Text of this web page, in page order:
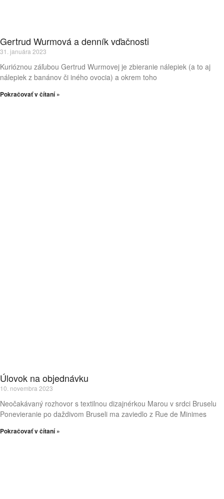
Gertrud Wurmová a denník vďačnosti
31. januára 2023
Kurióznou záľubou Gertrud Wurmovej je zbieranie nálepiek (a to aj
nálepiek z banánov či iného ovocia) a okrem toho
Pokračovať v čítaní »
Úlovok na objednávku
10. novembra 2023
Neočakávaný rozhovor s textilnou dizajnérkou Marou v srdci Bruselu
Ponevieranie po daždivom Bruseli ma zaviedlo z Rue de Minimes
Pokračovať v čítaní »